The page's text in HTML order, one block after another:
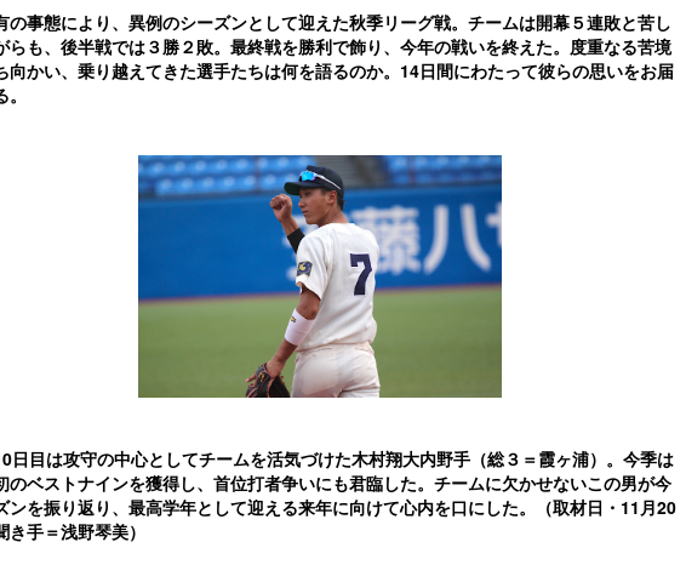
の事態により、異例のシーズンとして迎えた秋季リーグ戦。チームは開幕５連敗と苦し
らも、後半戦では３勝２敗。最終戦を勝利で飾り、今年の戦いを終えた。度重なる苦境
向かい、乗り越えてきた選手たちは何を語るのか。14日間にわたって彼らの思いをお届
日目は攻守の中心としてチームを活気づけた木村翔大内野手（総３＝霞ヶ浦）。今季は
のベストナインを獲得し、首位打者争いにも君臨した。チームに欠かせないこの男が今
ンを振り返り、最高学年として迎える来年に向けて心内を口にした。（取材日・11月20
き手＝浅野琴美）